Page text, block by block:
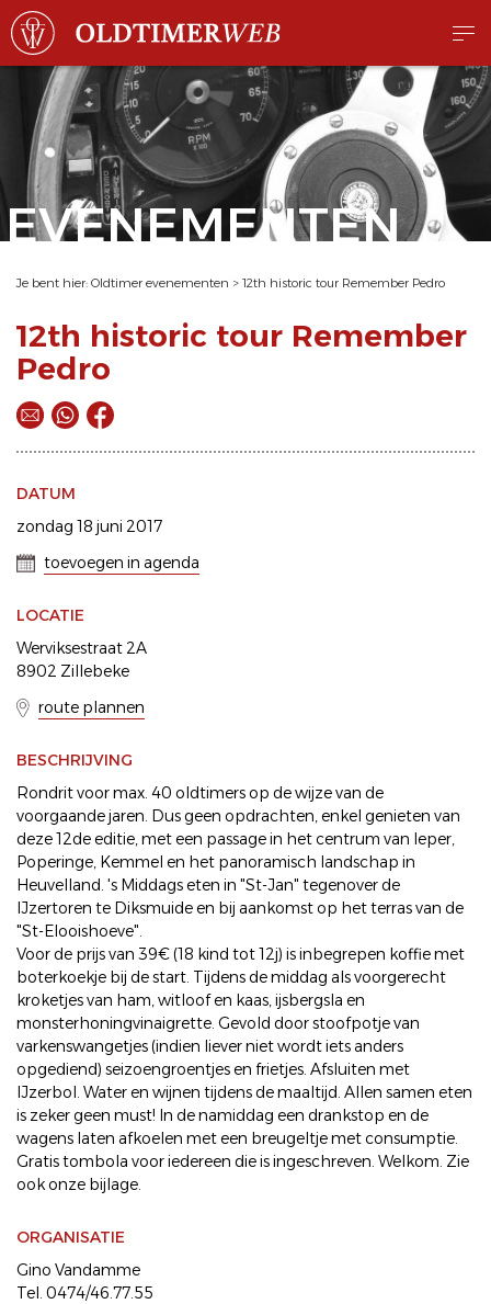
EVENEMENTEN
Je bent hier: Oldtimer evenementen > 12th historic tour Remember Pedro
12th historic tour Remember
Pedro
DATUM
zondag 18 juni 2017
toevoegen in agenda
LOCATIE
Werviksestraat 2A
8902 Zillebeke
route plannen
BESCHRIJVING
Rondrit voor max. 40 oldtimers op de wijze van de
voorgaande jaren. Dus geen opdrachten, enkel genieten van
deze 12de editie, met een passage in het centrum van Ieper,
Poperinge, Kemmel en het panoramisch landschap in
Heuvelland. 's Middags eten in "St-Jan" tegenover de
IJzertoren te Diksmuide en bij aankomst op het terras van de
"St-Elooishoeve".
Voor de prijs van 39€ (18 kind tot 12j) is inbegrepen koffie met
boterkoekje bij de start. Tijdens de middag als voorgerecht
kroketjes van ham, witloof en kaas, ijsbergsla en
monsterhoningvinaigrette. Gevold door stoofpotje van
varkenswangetjes (indien liever niet wordt iets anders
opgediend) seizoengroentjes en frietjes. Afsluiten met
IJzerbol. Water en wijnen tijdens de maaltijd. Allen samen eten
is zeker geen must! In de namiddag een drankstop en de
wagens laten afkoelen met een breugeltje met consumptie.
Gratis tombola voor iedereen die is ingeschreven. Welkom. Zie
ook onze bijlage.
ORGANISATIE
Gino Vandamme
Tel. 0474/46.77.55